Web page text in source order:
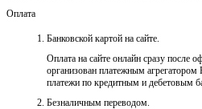
Оплата
Банковской картой на сайте.
Оплата на сайте онлайн сразу после
организован платежным
платежи по кредитным и дебетовым
Безналичным переводом.